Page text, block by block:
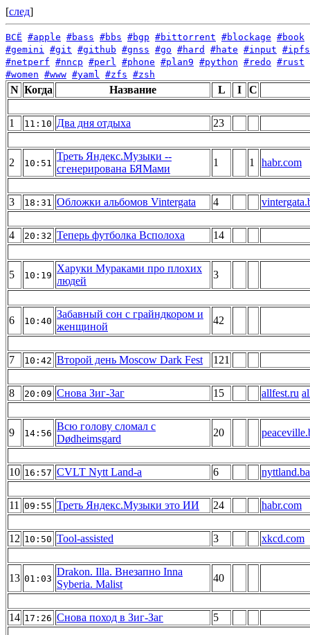
[след]
ВСЁ #apple #bass #bbs #bgp #bittorrent #blockage #book
#gemini #git #github #gnss #go #hard #hate #input #ipfs
#netperf #nncp #perl #phone #plan9 #python #redo #rust
#women #www #yaml #zfs #zsh
N Когда Название L I C
1 11:10 Два дня отдыха 23
2 10:51
Треть Яндекс.Музыки --
сгенерирована БЯМами
1 1 habr.com
3 18:31 Обложки альбомов Vintergata 4
4 20:32 Теперь футболка Всполоха 14
5 10:19
Харуки Мураками про плохих
людей
3
6 10:40
Забавный сон с грайндкором и
женщиной
42
7 10:42 Второй день Moscow Dark Fest 121
8 20:09 Снова Зиг-Заг 15 allfest.ru
9 14:56
Всю голову сломал с
Dødheimsgard
20
10 16:57 CVLT Nytt Land-а 6
11 09:55 Треть Яндекс.Музыки это ИИ 24 habr.com
12 10:50 Tool-assisted 3 xkcd.com
13 01:03
Drakon. Illa. Внезапно Inna
Syberia. Malist
40
14 17:26 Снова поход в Зиг-Заг 5